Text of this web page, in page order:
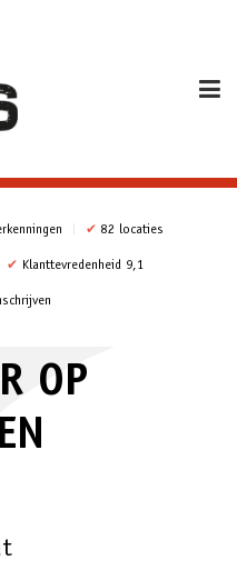
✔ 82 locaties
✔ Klanttevredenheid 9,1
OP